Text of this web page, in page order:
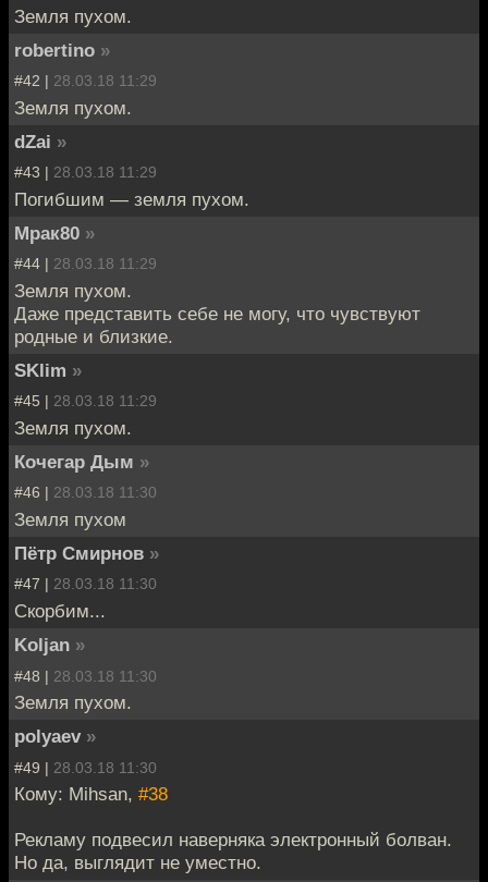
Земля пухом.
robertino »
#42 | 28.03.18 11:29
Земля пухом.
dZai »
#43 | 28.03.18 11:29
Погибшим — земля пухом.
Мрак80 »
#44 | 28.03.18 11:29
Земля пухом.
Даже представить себе не могу, что чувствуют
родные и близкие.
SKlim »
#45 | 28.03.18 11:29
Земля пухом.
Кочегар Дым »
#46 | 28.03.18 11:30
Земля пухом
Пётр Смирнов »
#47 | 28.03.18 11:30
Скорбим...
Koljan »
#48 | 28.03.18 11:30
Земля пухом.
polyaev »
#49 | 28.03.18 11:30
Кому: Mihsan, #38
Рекламу подвесил наверняка электронный болван.
Но да, выглядит не уместно.